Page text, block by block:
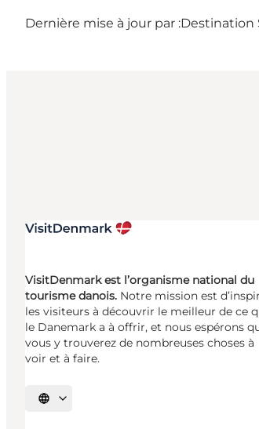
Dernière mise à jour par :Destination
VisitDenmark est l’organisme national du
tourisme danois. Notre mission est
les visiteurs à découvrir le meilleur de ce
le Danemark a à offrir, et nous espérons
vous y trouverez de nombreuses choses à
voir et à faire.
Choisissez la langue